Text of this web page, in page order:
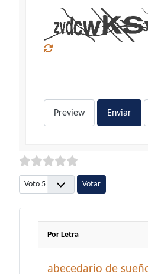
Preview Enviar
Por favor, vote
Por Letra
abecedario de